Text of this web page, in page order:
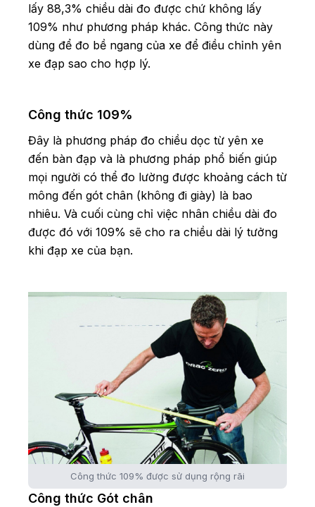
lấy 88,3% chiều dài đo được chứ không lấy
109% như phương pháp khác. Công thức này
dùng để đo bề ngang của xe để điều chỉnh yên
xe đạp sao cho hợp lý.
Công thức 109%
Đây là phương pháp đo chiều dọc từ yên xe
đến bàn đạp và là phương pháp phổ biến giúp
mọi người có thể đo lường được khoảng cách từ
mông đến gót chân (không đi giày) là bao
nhiêu. Và cuối cùng chỉ việc nhân chiều dài đo
được đó với 109% sẽ cho ra chiều dài lý tưởng
khi đạp xe của bạn.
Công thức 109% được sử dụng rộng rãi
Công thức Gót chân